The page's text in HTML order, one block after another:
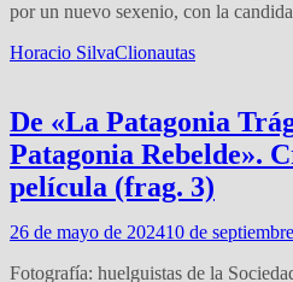
por un nuevo sexenio, con la
Horacio SilvaClionautas
De «La Patagonia
Patagonia Rebelde».
película (frag. 3)
26 de mayo de 202410 de
Fotografía: huelguistas de la